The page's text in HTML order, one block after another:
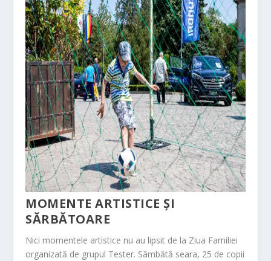
MOMENTE ARTISTICE ȘI
SĂRBĂTOARE
Nici momentele artistice nu au lipsit de la Ziua Familiei
organizată de grupul Tester. Sâmbătă seara, 25 de copii